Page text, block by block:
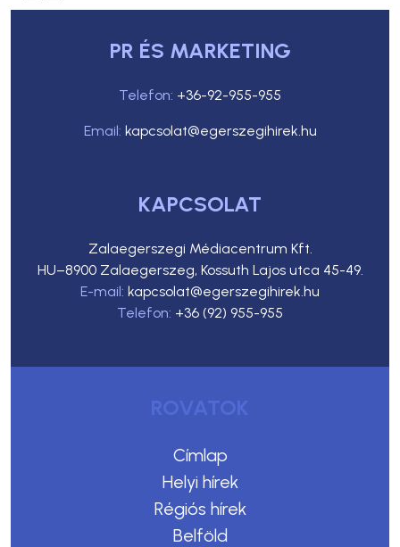
PR ÉS MARKETING
Telefon: +36-92-955-955
Email: kapcsolat@egerszegihirek.hu
KAPCSOLAT
Zalaegerszegi Médiacentrum Kft.
HU–8900 Zalaegerszeg, Kossuth Lajos utca 45-49.
E-mail: kapcsolat@egerszegihirek.hu
Telefon: +36 (92) 955-955
ROVATOK
Címlap
Helyi hírek
Régiós hírek
Belföld